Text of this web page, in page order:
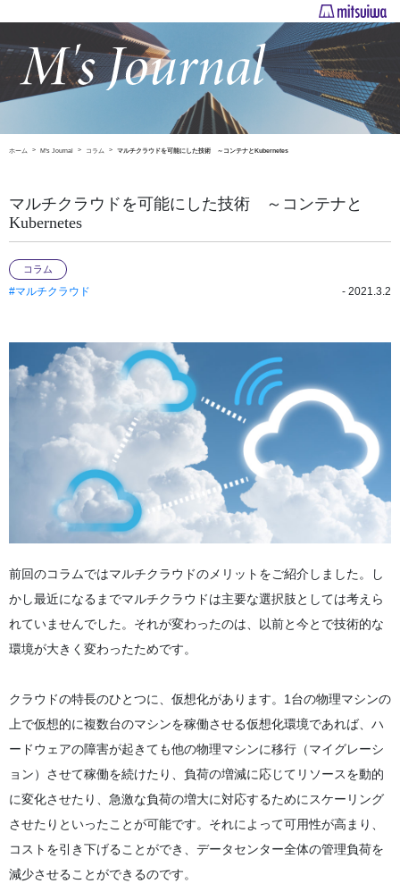
ホーム M's Journal コラム マルチクラウドを可能にした技術 ～コンテナとKubernetes
マルチクラウドを可能にした技術 ～コンテナと
Kubernetes
コラム
#マルチクラウド - 2021.3.2
前回のコラムではマルチクラウドのメリットをご紹介しました。し
かし最近になるまでマルチクラウドは主要な選択肢としては考えら
れていませんでした。それが変わったのは、以前と今とで技術的な
環境が大きく変わったためです。
クラウドの特長のひとつに、仮想化があります。1台の物理マシンの
上で仮想的に複数台のマシンを稼働させる仮想化環境であれば、ハ
ードウェアの障害が起きても他の物理マシンに移行（マイグレーシ
ョン）させて稼働を続けたり、負荷の増減に応じてリソースを動的
に変化させたり、急激な負荷の増大に対応するためにスケーリング
させたりといったことが可能です。それによって可用性が高まり、
コストを引き下げることができ、データセンター全体の管理負荷を
減少させることができるのです。